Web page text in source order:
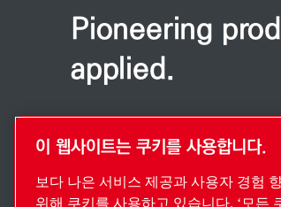
Pioneering
applied.
이 웹사이트는 쿠키를 사용합니다.
보다 나은 서비스 제공과 사용자 경험
위해 쿠키를 사용하고 있습니다. ‘모든